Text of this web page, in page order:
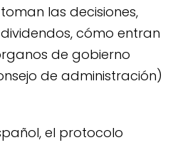
las decisiones,
cómo entran
de gobierno
de administración)
el protocolo